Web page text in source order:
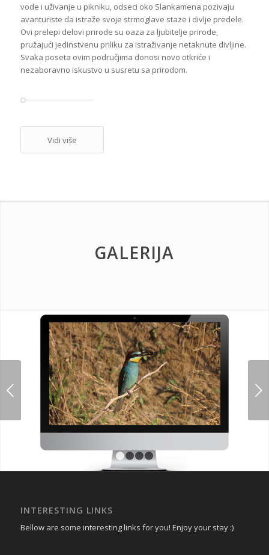
vode i uživanje u pikniku, odseci oko Slankamena pozivaju
avanturiste da istraže svoje strmoglave staze i divlje predele.
Ovi prelepi delovi prirode su oaza za ljubitelje prirode,
pružajući jedinstvenu priliku za istraživanje netaknute divljine.
Svaka poseta ovim područjima donosi novo otkriće i
nezaboravno iskustvo u susretu sa prirodom.
Vidi više
GALERIJA
Next
INTERESTING LINKS
Bellow are some interesting links for you! Enjoy your stay :)